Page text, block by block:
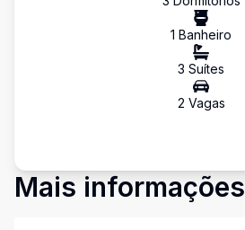
1 Banheiro
3 Suítes
2 Vagas
Mais informações